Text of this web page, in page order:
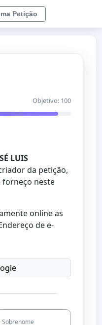
Petição
Objetivo: 100
LUIS
da petição,
forneço neste
online as
de e-
Sobrenome